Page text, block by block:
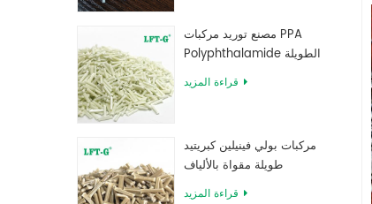
مصنع توريد مركبات PPA
Polyphthalamide الطويلة
المقواة بالألياف الزجاجية
قراءة المزيد
مركبات بولي فينيلين كبريتيد
طويلة مقواة بالألياف
الزجاجية
قراءة المزيد